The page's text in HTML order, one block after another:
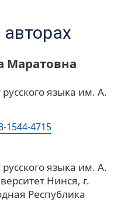
Маратовна
языка им. А.
1544-4715
языка им. А.
Нинся, г.
Республика